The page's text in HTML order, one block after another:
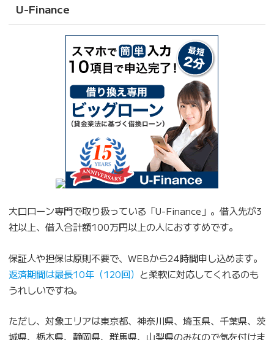
U-Finance
大口ローン専門で取り扱っている「U-Finance」。借入先が3
社以上、借入合計額100万円以上の人におすすめです。
保証人や担保は原則不要で、WEBから24時間申し込めます。
返済期間は最長10年（120回） と柔軟に対応してくれるのも
うれしいですね。
ただし、対象エリアは東京都、神奈川県、埼玉県、千葉県、茨
城県、栃木県、静岡県、群馬県、山梨県のみなので気を付けま